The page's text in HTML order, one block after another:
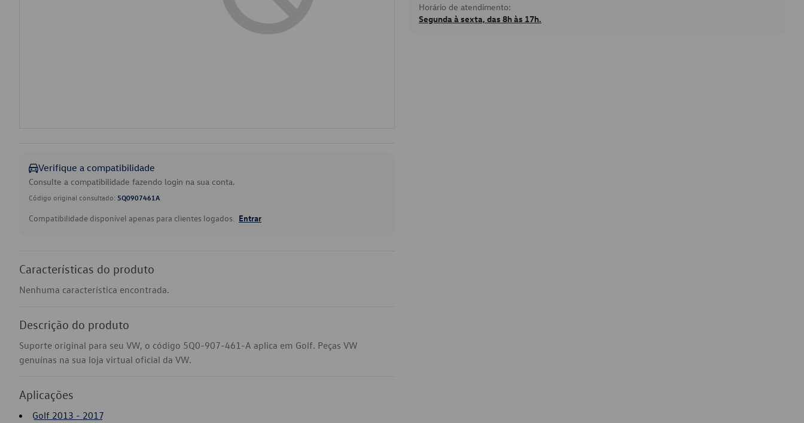
Verifique a compatibilidade
Consulte a compatibilidade fazendo login na sua conta.
Código original consultado: 5Q0907461A
Compatibilidade disponível apenas para clientes logados. Entrar
Características do produto
Nenhuma característica encontrada.
Descrição do produto
Suporte original para seu VW, o código 5Q0-907-461-A aplica em Golf. Peças VW
genuínas na sua loja virtual oficial da VW.
Aplicações
Golf 2013 - 2017
Horário de atendimento:
Segunda à sexta, das 8h às 17h.